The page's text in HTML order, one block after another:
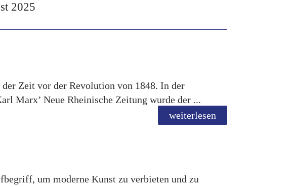
2025
Zeit vor der Revolution von 1848. In der
Marx’ Neue Rheinische Zeitung wurde der ...
weiterlesen
um moderne Kunst zu verbieten und zu